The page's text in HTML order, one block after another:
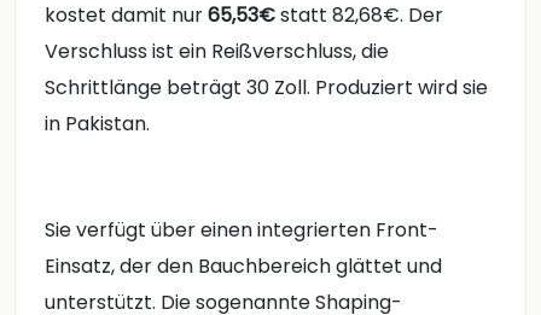
kostet damit nur65,53€statt 82,68€. Der
Verschluss ist ein Reißverschluss, die
Schrittlänge beträgt 30 Zoll. Produziert wird sie
in Pakistan.
Sie verfügt über einen integrierten Front-
Einsatz, der den Bauchbereich glättet und
unterstützt. Die sogenannte Shaping-